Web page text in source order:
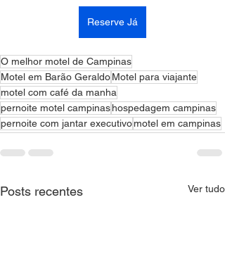
Reserve Já
O melhor motel de Campinas
Motel em Barão GeraldoMotel para viajante
motel com café da manha
pernoite motel campinashospedagem campinas
pernoite com jantar executivomotel em campinas
Posts recentes Ver tudo